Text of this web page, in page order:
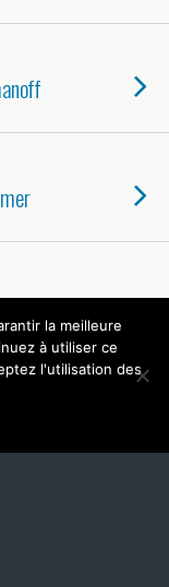
la meilleure
à utiliser ce
l'utilisation des